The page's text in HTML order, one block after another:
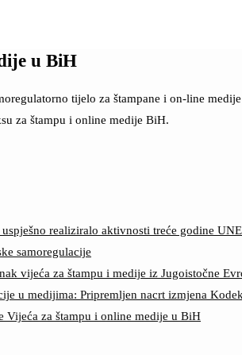
u BiH
tijelo za štampane i on-line
za štampu i online medije BiH.
realiziralo aktivnosti treće godine
samoregulacije
vijeća za štampu i medije iz Jugoistočne
u medijima: Pripremljen nacrt izmjena
Vijeća za štampu i online medije u BiH